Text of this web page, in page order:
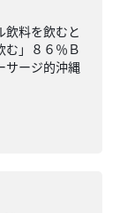
飲料を飲むと
む」８６％Ｂ
サージ的沖縄